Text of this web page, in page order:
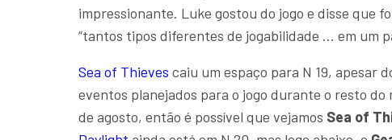
impressionante. Luke gostou do jogo e disse que
“tantos tipos diferentes de jogabilidade … em um
Sea of ​​Thieves caiu um espaço para N 19, apesar
eventos planejados para o jogo durante o resto do
de agosto, então é possível que vejamos Sea of